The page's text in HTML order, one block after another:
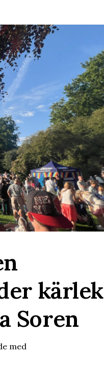
kärlek
Soren
med